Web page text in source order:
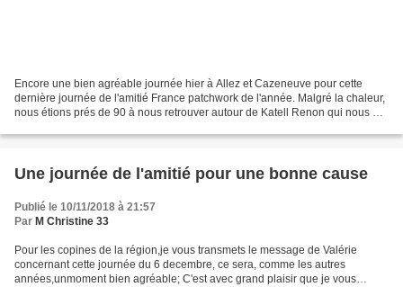
Encore une bien agréable journée hier à Allez et Cazeneuve pour cette
dernière journée de l'amitié France patchwork de l'année. Malgré la chaleur,
nous étions prés de 90 à nous retrouver autour de Katell Renon qui nous a
Une journée de l'amitié pour une bonne cause
Publié le 10/11/2018 à 21:57
Par M Christine 33
Pour les copines de la région,je vous transmets le message de Valérie
concernant cette journée du 6 decembre, ce sera, comme les autres
années,unmoment bien agréable; C'est avec grand plaisir que je vous